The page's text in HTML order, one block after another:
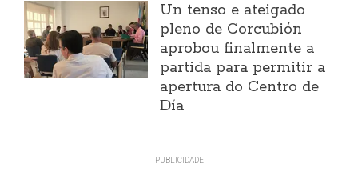
Un tenso e ateigado
pleno de Corcubión
aprobou finalmente a
partida para permitir a
apertura do Centro de
Día